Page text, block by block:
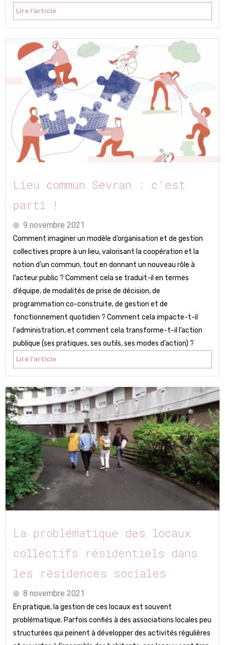
Lire l'article
Lieu commun Sevran : c’est
parti !
9 novembre 2021
Comment imaginer un modèle d’organisation et de gestion
collectives propre à un lieu, valorisant la coopération et la
notion d’un commun, tout en donnant un nouveau rôle à
l’acteur public ? Comment cela se traduit-il en termes
d’équipe, de modalités de prise de décision, de
programmation co-construite, de gestion et de
fonctionnement quotidien ? Comment cela impacte-t-il
l'administration, et comment cela transforme-t-il l’action
publique (ses pratiques, ses outils, ses modes d’action) ?
Lire l'article
La problématique des locaux
collectifs résidentiels dans
les résidences sociales
8 novembre 2021
En pratique, la gestion de ces locaux est souvent
problématique. Parfois confiés à des associations locales peu
structurées qui peinent à développer des activités régulières